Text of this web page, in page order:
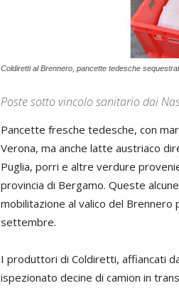
Coldiretti al Brennero, pancette tedesche
Poste sotto vincolo sanitario dai
Pancette fresche tedesche, con
Verona, ma anche latte austriaco
Puglia, porri e altre verdure
provincia di Bergamo. Queste
mobilitazione al valico del
settembre.
I produttori di Coldiretti, affiancati
ispezionato decine di camion in